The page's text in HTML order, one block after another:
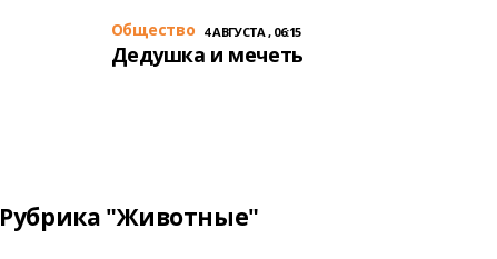
Общество 4 АВГУСТА , 06:15
Дедушка и мечеть
Рубрика "Животные"